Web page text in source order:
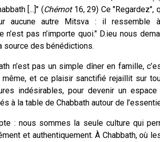
[...]" (Chémot16, 29) Ce "Regardez",
aucune autre Mitsva : il ressemble
n’est pas n’importe quoi." D.ieu nous
source des bénédictions.
n’est pas un simple dîner en famille,
et ce plaisir sanctifié rejaillit sur
indésirables, pour devenir un espace
à la table de Chabbath autour de
: nous sommes la seule culture qui
et authentiquement. À Chabbath, où